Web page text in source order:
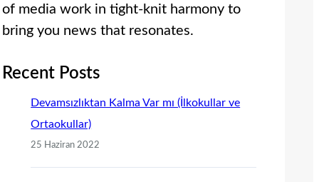
of media work in tight-knit harmony to
bring you news that resonates.
Recent Posts
Devamsızlıktan Kalma Var mı (İlkokullar ve
Ortaokullar)
25 Haziran 2022